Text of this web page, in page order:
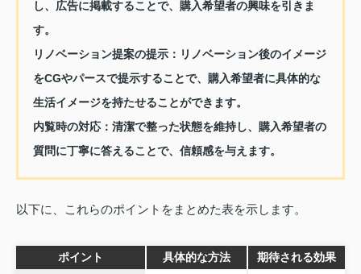
し、広告に掲載することで、購入希望者の興味を引きま
す。
リノベーション提案の提示： リノベーション後のイメージ
をCGやパースで提示することで、購入希望者に具体的な
生活イメージを持たせることができます。
内覧時の対応： 清潔で整った状態を維持し、購入希望者の
質問に丁寧に答えることで、信頼感を与えます。
以下に、これらのポイントをまとめた表を示します。
ポイント 具体的な方法 期待される効果